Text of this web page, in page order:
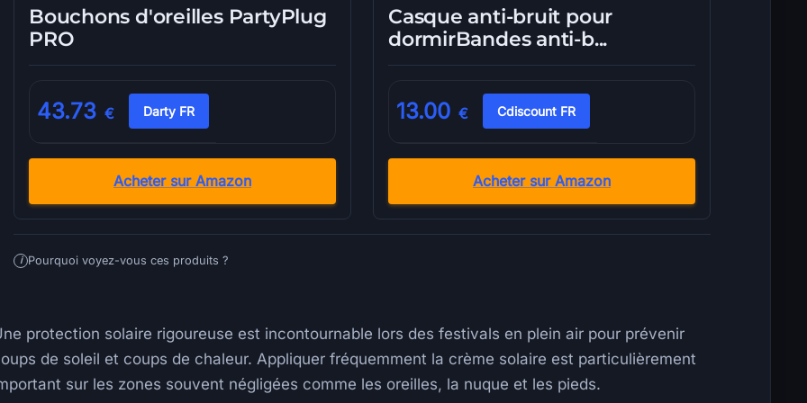
Bouchons d'oreilles PartyPlug
PRO
43.73 € Darty FR
Acheter sur Amazon
Casque anti-bruit pour
dormirBandes anti-b...
13.00 € Cdiscount FR
Acheter sur Amazon
i Pourquoi voyez-vous ces produits ?
protection solaire rigoureuse est incontournable lors des festivals en plein air pour prévenir
de soleil et coups de chaleur. Appliquer fréquemment la crème solaire est particulièrement
sur les zones souvent négligées comme les oreilles, la nuque et les pieds.